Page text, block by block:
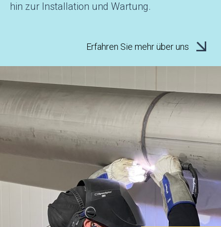
hin zur Installation und Wartung.
Erfahren Sie mehr über uns